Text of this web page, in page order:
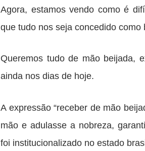
Agora, estamos vendo como é
que tudo nos seja concedido
Queremos tudo de mão beijada,
ainda nos dias de hoje.
A expressão “receber de mão
mão e adulasse a nobreza,
foi institucionalizado no estado